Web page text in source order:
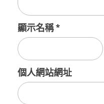
顯示名稱*
個人網站網址